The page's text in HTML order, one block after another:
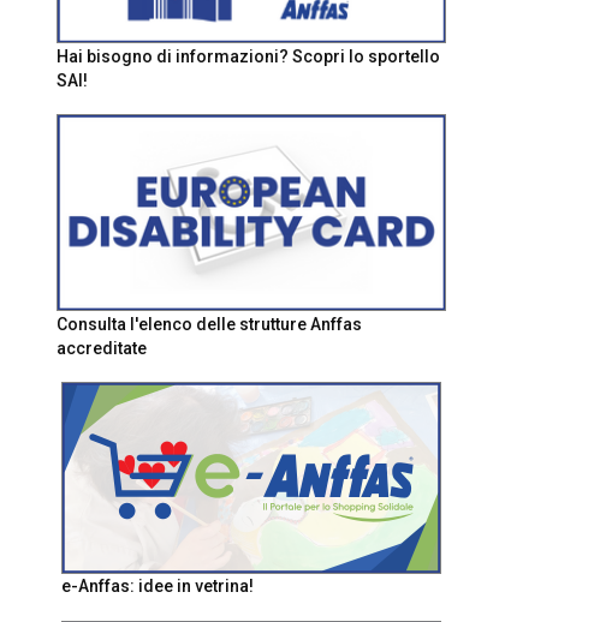
Hai bisogno di informazioni? Scopri lo sportello
SAI!
Consulta l'elenco delle strutture Anffas
accreditate
e-Anffas: idee in vetrina!